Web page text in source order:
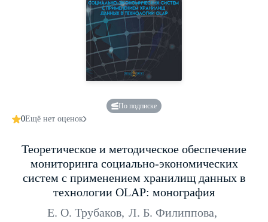
По подписке
0Ещё нет оценок
Теоретическое и методическое обеспечение
мониторинга социально-экономических
систем с применением хранилищ данных в
технологии OLAP: монография
Е. О. Трубаков, Л. Б. Филиппова,